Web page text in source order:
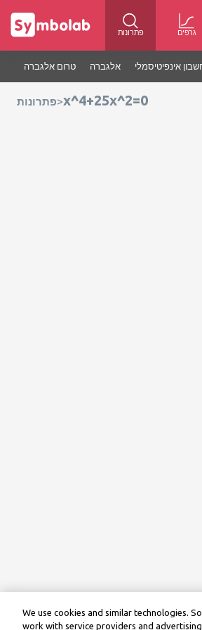
פתרונות גרפים
טרום אלגברה אלגברה אינפיטיסמלי
פתרונות>x^4+25x^2=0
We use cookies and similar technologies.
work with service providers and